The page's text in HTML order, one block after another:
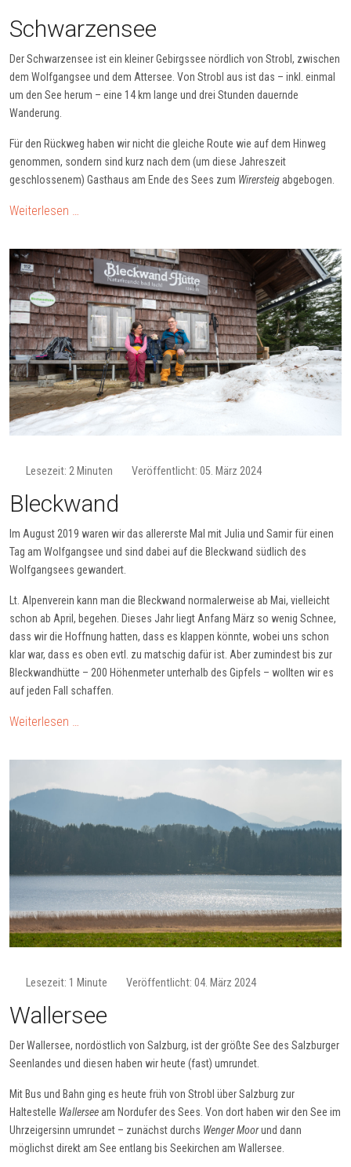
Schwarzensee
Der Schwarzensee ist ein kleiner Gebirgssee nördlich von Strobl, zwischen
dem Wolfgangsee und dem Attersee. Von Strobl aus ist das – inkl. einmal
um den See herum – eine 14 km lange und drei Stunden dauernde
Wanderung.
Für den Rückweg haben wir nicht die gleiche Route wie auf dem Hinweg
genommen, sondern sind kurz nach dem (um diese Jahreszeit
geschlossenem) Gasthaus am Ende des Sees zum Wirersteigabgebogen.
Weiterlesen …
Lesezeit: 2 Minuten Veröffentlicht: 05. März 2024
Bleckwand
Im August 2019 waren wir das allererste Mal mit Julia und Samir für einen
Tag am Wolfgangsee und sind dabei auf die Bleckwand südlich des
Wolfgangsees gewandert.
Lt. Alpenverein kann man die Bleckwand normalerweise ab Mai, vielleicht
schon ab April, begehen. Dieses Jahr liegt Anfang März so wenig Schnee,
dass wir die Hoffnung hatten, dass es klappen könnte, wobei uns schon
klar war, dass es oben evtl. zu matschig dafür ist. Aber zumindest bis zur
Bleckwandhütte – 200 Höhenmeter unterhalb des Gipfels – wollten wir es
auf jeden Fall schaffen.
Weiterlesen …
Lesezeit: 1 Minute Veröffentlicht: 04. März 2024
Wallersee
Der Wallersee, nordöstlich von Salzburg, ist der größte See des Salzburger
Seenlandes und diesen haben wir heute (fast) umrundet.
Mit Bus und Bahn ging es heute früh von Strobl über Salzburg zur
Haltestelle Wallerseeam Nordufer des Sees. Von dort haben wir den See im
Uhrzeigersinn umrundet – zunächst durchs Wenger Moorund dann
möglichst direkt am See entlang bis Seekirchen am Wallersee.